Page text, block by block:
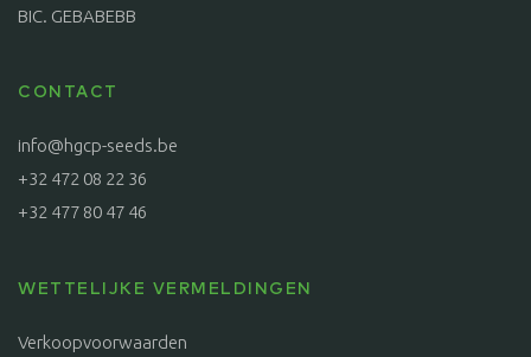
BIC. GEBABEBB
CONTACT
info@hgcp-seeds.be
+32 472 08 22 36
+32 477 80 47 46
WETTELIJKE VERMELDINGEN
Verkoopvoorwaarden